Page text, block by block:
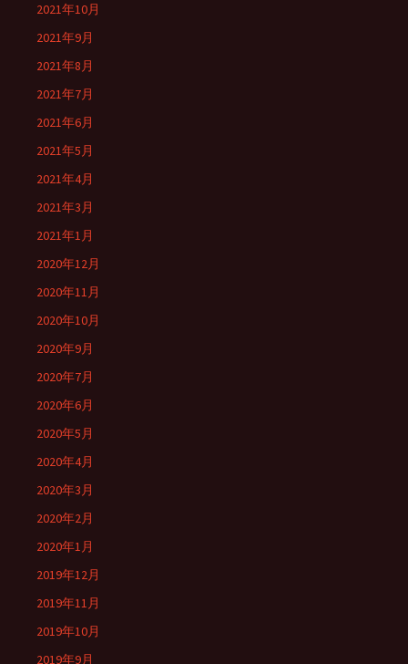
2021年10月
2021年9月
2021年8月
2021年7月
2021年6月
2021年5月
2021年4月
2021年3月
2021年1月
2020年12月
2020年11月
2020年10月
2020年9月
2020年7月
2020年6月
2020年5月
2020年4月
2020年3月
2020年2月
2020年1月
2019年12月
2019年11月
2019年10月
2019年9月